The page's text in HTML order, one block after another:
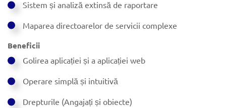
Sistem și analiză extinsă de raportare
Maparea directoarelor de servicii complexe
Beneficii
Golirea aplicației și a aplicației web
Operare simplă și intuitivă
Drepturile (Angajați și obiecte)